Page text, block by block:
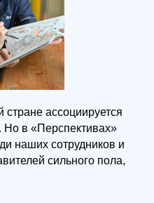
ассоциируется
в «Перспективах»
наших сотрудников и
сильного пола,